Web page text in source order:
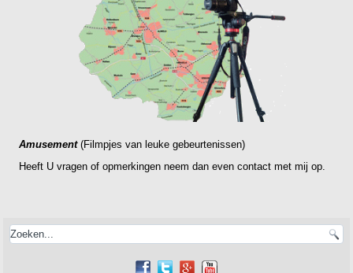
Amusement (Filmpjes van leuke gebeurtenissen)
Heeft U vragen of opmerkingen neem dan even contactmet mij op.